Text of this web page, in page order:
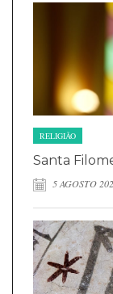
RELIGIÃO
Santa
5 AGOSTO